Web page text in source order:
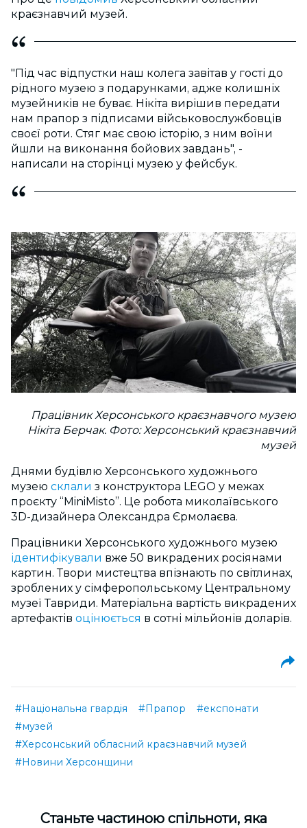
краєзнавчий музей.
"Під час відпустки наш колега завітав у гості до
рідного музею з подарунками, адже колишніх
музейників не буває. Нікіта вирішив передати
нам прапор з підписами військовослужбовців
своєї роти. Стяг має свою історію, з ним воїни
йшли на виконання бойових завдань", -
написали на сторінці музею у фейсбук.
Працівник Херсонського краєзнавчого музею
Нікіта Берчак. Фото: Херсонський краєзнавчий
музей
Днями будівлю Херсонського художнього
музею склали з конструктора LEGO у межах
проєкту “MiniMisto”. Це робота миколаївського
3D-дизайнера Олександра Єрмолаєва.
Працівники Херсонського художнього музею
ідентифікували вже 50 викрадених росіянами
картин. Твори мистецтва впізнають по світлинах,
зроблених у сімферопольському Центральному
музеї Тавриди. Матеріальна вартість викрадених
артефактів оцінюється в сотні мільйонів доларів.
#Національна гвардія #Прапор
#експонати
#музей
#Херсонський обласний краєзнавчий музей
#Новини Херсонщини
Cтаньте частиною спільноти, яка